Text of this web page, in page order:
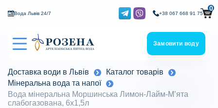
Вода Львів 24/7 +38 067 668 91 75
0
Замовити воду
Доставка води в Львів
Каталог товарів
Мінеральна вода та напої
Вода мінеральна Моршинська Лимон-Лайм-М’ята
слабогазована, 6х1,5л